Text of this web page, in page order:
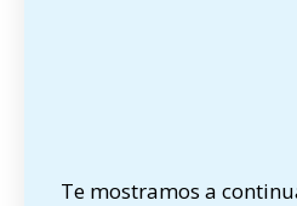
Te mostramos a